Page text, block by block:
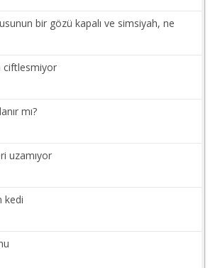
bir gözü kapalı ve simsiyah, ne
ciftlesmiyor
mı?
uzamıyor
kedi